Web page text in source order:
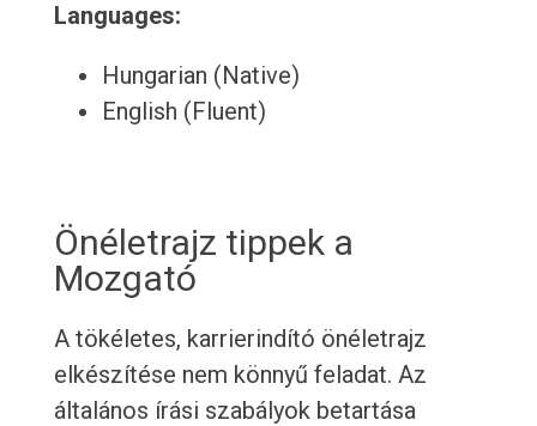
Languages:
Hungarian (Native)
English (Fluent)
Önéletrajz tippek a
Mozgató
A tökéletes, karrierindító önéletrajz
elkészítése nem könnyű feladat. Az
általános írási szabályok betartása